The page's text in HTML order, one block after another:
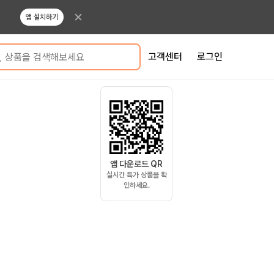
앱 설치하기
상품을 검색해보세요 고객센터 로그인
앱 다운로드 QR
실시간 특가 상품을 확
인하세요.